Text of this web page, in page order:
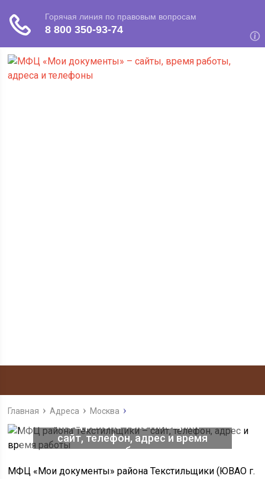
Главная Адреса Москва
МФЦ района Текстильщики –
сайт, телефон, адрес и время
работы
МФЦ «Мои документы» района Текстильщики (ЮВАО г.